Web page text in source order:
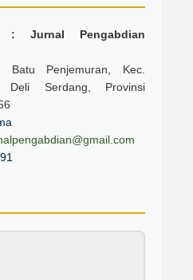
: Jurnal Pengabdian
Penjemuran, Kec.
Deli Serdang, Provinsi